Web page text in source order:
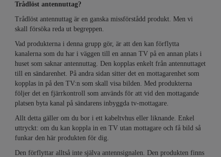
Trådlöst antennuttag?
Trådlöst antennuttag är en ganska missförstådd produkt. Men vi
skall försöka reda ut begreppen.
Vad produkterna i denna grupp gör, är att den kan förflytta
kanalerna som du har i väggen till en annan TV på en annan plats i
huset som saknar antennuttag. Den kopplas enkelt från antennuttaget
till en sändarenhet. På andra sidan sitter det en mottagarenhet som
kopplas in på den TV:n som skall visa bilden. Med produkterna
följer det en fjärrkontroll som används för att vid den mottagande
platsen byta kanal på sändarens inbyggda tv-mottagare.
Allt detta gäller om du bor i ett kabeltvhus eller liknande. Enkel
uttryckt: om du kan koppla in en TV utan mottagare och få bild så
funkar den här produkten för dig.
Den förflyttar alltså inte själva antennsignalen. Den produkten finns